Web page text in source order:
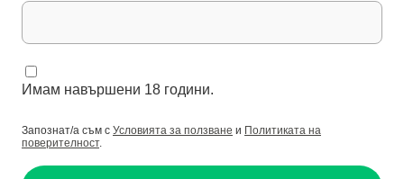
Имам навършени 18 години.
Запознат/а съм с Условията за ползване и Политиката на
поверителност.